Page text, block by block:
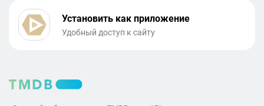
Установить как приложение
Удобный доступ к сайту